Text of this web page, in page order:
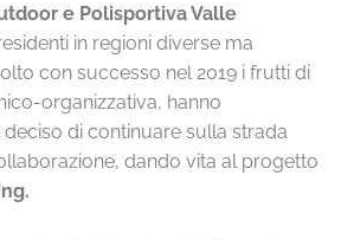
e Polisportiva Valle
in regioni diverse ma
con successo nel 2019 i frutti di
organizzativa, hanno
di continuare sulla strada
dando vita al progetto